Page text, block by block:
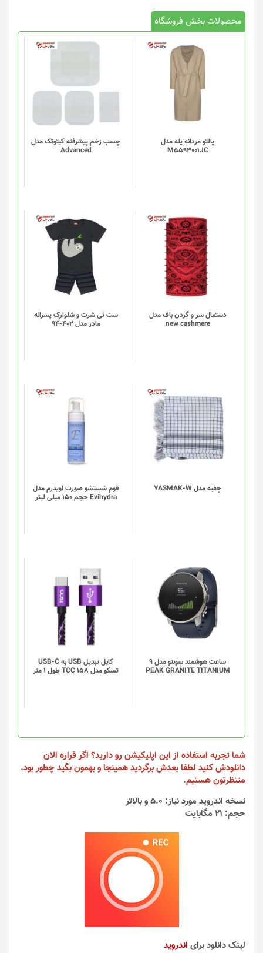
محصولات بخش فروشگاه
پالتو مردانه یله مدل
M5593001JC
چسب زخم پیشرفته کیتوتک مدل
Advanced
دستمال سر و گردن باف مدل
new cashmere
ست تی شرت و شلوارک پسرانه
مادر مدل 402-94
چفیه مدل YASMAK-W
فوم شستشو صورت اویدرم مدل
Evihydra حجم 150 میلی لیتر
ساعت هوشمند سونتو مدل 9
PEAK GRANITE TITANIUM
این
محصول
دارای
انواع
مختلفی
می
گزینه
ها
محصول
انتخاب
شوند
کابل تبدیل USB به USB-C
تسکو مدل TCC 158 طول 1 متر
شما تجربه استفاده از این اپلیکیشن رو دارید؟ اگر قراره الان
دانلودش کنید لطفا بعدش برگردید همینجا و بهمون بگید چطور بود.
منتظرتون هستیم.
نسخه اندروید مورد نیاز: 5.0 و بالاتر
حجم: 21 مگابایت
لینک دانلود برای اندروید